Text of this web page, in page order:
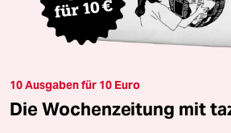
10 Ausgaben für 10 Euro
Die Wochenzeitung mit